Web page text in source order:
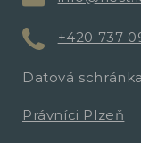
+420 737
Datová
Právníci Plzeň